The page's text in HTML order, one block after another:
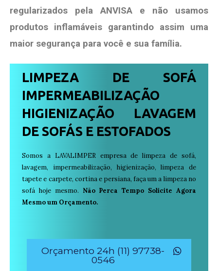
regularizados pela ANVISA e não usamos
produtos inflamáveis garantindo assim uma
maior segurança para você e sua família.
LIMPEZA DE SOFÁ
IMPERMEABILIZAÇÃO
HIGIENIZAÇÃO LAVAGEM
DE SOFÁS E ESTOFADOS
Somos a LAVALIMPER empresa de limpeza de sofá,
lavagem, impermeabilização, higienização, limpeza de
tapete e carpete, cortina e persiana, faça um a limpeza no
sofá hoje mesmo. Não Perca Tempo Solicite Agora
Mesmo um Orçamento.
Orçamento 24h (11) 97738-
0546